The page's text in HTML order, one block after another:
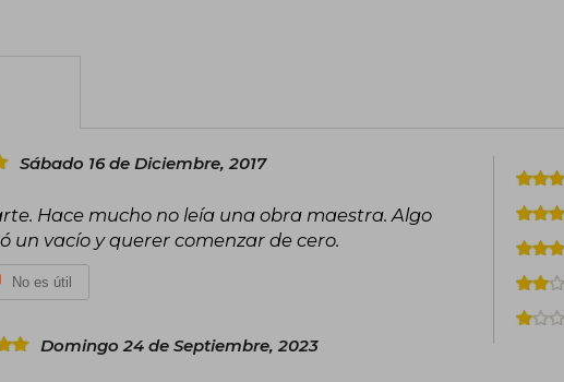
Sábado 16 de Diciembre, 2017
Hace mucho no leía una obra maestra. Algo
un vacío y querer comenzar de cero.
No es útil
Domingo 24 de Septiembre, 2023